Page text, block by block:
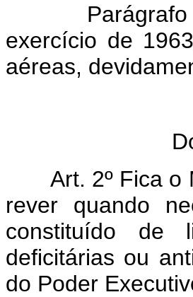
Parágrafo
exercício de
aéreas,
Art. 2º Fica o
rever quando
constituído de
deficitárias ou
do Poder